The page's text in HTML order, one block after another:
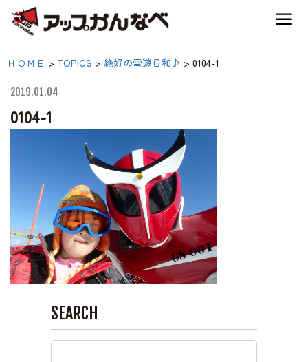
0104-1|【公式】アップか
んなべ｜兵庫県豊岡市・
関西 アウトドア・キャ
ンプ場・熱気球・高原ア
クティビティ
夏のスキー場も「かなり遊べる」！
神鍋高原アクティビティ
宿泊案内
神鍋高原体育館
ＨＯＭＥ > TOPICS > 絶好の雪遊日和♪ > 0104-1
2019.01.04
0104-1
SEARCH